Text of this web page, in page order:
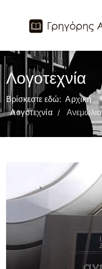
Λογοτεχνία
Βρίσκεστε εδώ: Αρχική /
Λογοτεχνία / Ανεμώλια